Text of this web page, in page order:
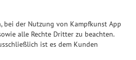
bei der Nutzung von Kampfkunst App
alle Rechte Dritter zu beachten.
ist es dem Kunden